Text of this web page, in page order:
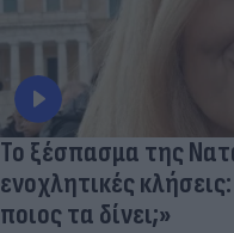
Το ξέσπασμα της
ενοχλητικές
ποιος τα δίνει;»